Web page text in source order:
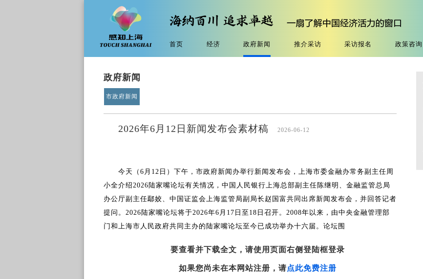
首页 经济 政府新闻 推介采访 采访报名 政策咨询
政府新闻
市政府新闻
2026年6月12日新闻发布会素材稿 2026-06-12
今天（6月12日）下午，市政府新闻办举行新闻发布会，上海市委金融办常务副主任周
小全介绍2026陆家嘴论坛有关情况，中国人民银行上海总部副主任陈继明、金融监管总局
办公厅副主任鄢姣、中国证监会上海监管局副局长赵国富共同出席新闻发布会，并回答记者
提问。2026陆家嘴论坛将于2026年6月17日至18日召开。2008年以来，由中央金融管理部
门和上海市人民政府共同主办的陆家嘴论坛至今已成功举办十六届。论坛围
要查看并下载全文，请使用页面右侧登陆框登录
如果您尚未在本网站注册，请点此免费注册